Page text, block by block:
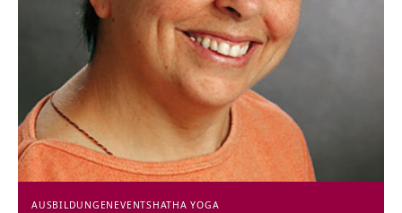
AUSBILDUNGEN EVENTSHATHA YOGA